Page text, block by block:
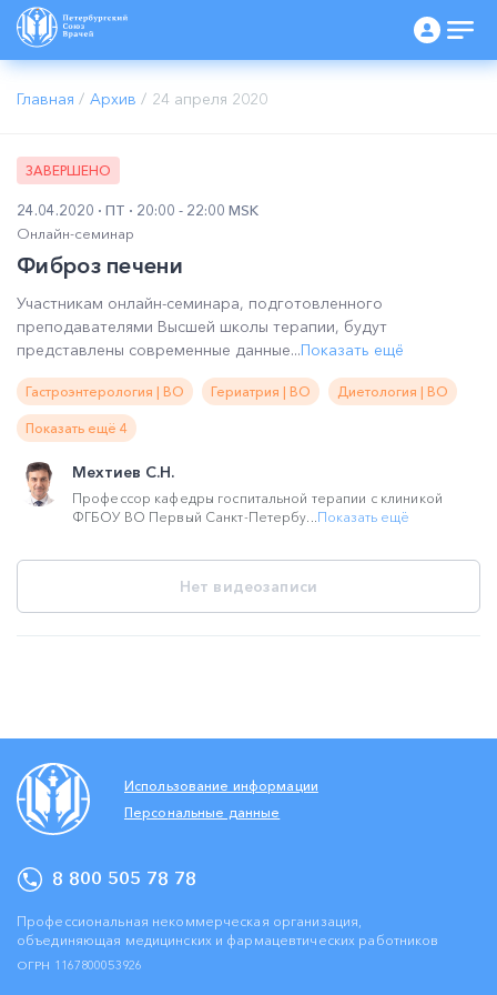
Главная / Архив / 24 апреля 2020
ЗАВЕРШЕНО
24.04.2020 ПТ
20:00 - 22:00 MSK
Онлайн-семинар
Фиброз печени
Участникам онлайн-семинара, подготовленного
преподавателями Высшей школы терапии, будут
представлены современные данные...Показать ещё
Гастроэнтерология | ВО Гериатрия | ВО Диетология | ВО
Показать ещё 4
Мехтиев С.Н.
Профессор кафедры госпитальной терапии с клиникой
ФГБОУ ВО Первый Санкт-Петербу...Показать ещё
Нет видеозаписи
Использование информации
Персональные данные
8 800 505 78 78
Профессиональная некоммерческая организация,
объединяющая медицинских и фармацевтических работников
ОГРН 1167800053926